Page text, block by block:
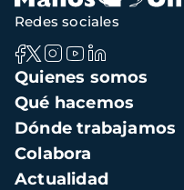
Navegación
principal
Quienes somos
Qué hacemos
Dónde trabajamos
Colabora
Actualidad
Redes sociales